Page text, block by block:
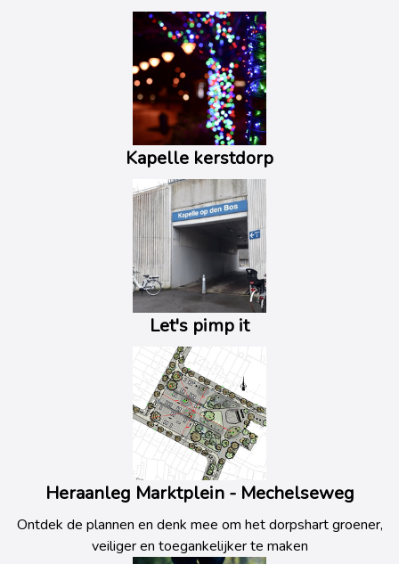
Kapelle kerstdorp
Let's pimp it
Heraanleg Marktplein - Mechelseweg
Ontdek de plannen en denk mee om het dorpshart groener,
veiliger en toegankelijker te maken